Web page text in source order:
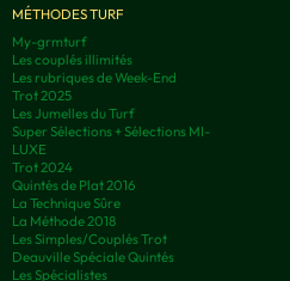
MÉTHODES TURF
My-grmturf
Les couplés illimités
Les rubriques de Week-End
Trot 2025
Les Jumelles du Turf
Super Sélections + Sélections MI-
LUXE
Trot 2024
Quintés de Plat 2016
La Technique Sûre
La Méthode 2018
Les Simples/Couplés Trot
Deauville Spéciale Quintés
Les Spécialistes